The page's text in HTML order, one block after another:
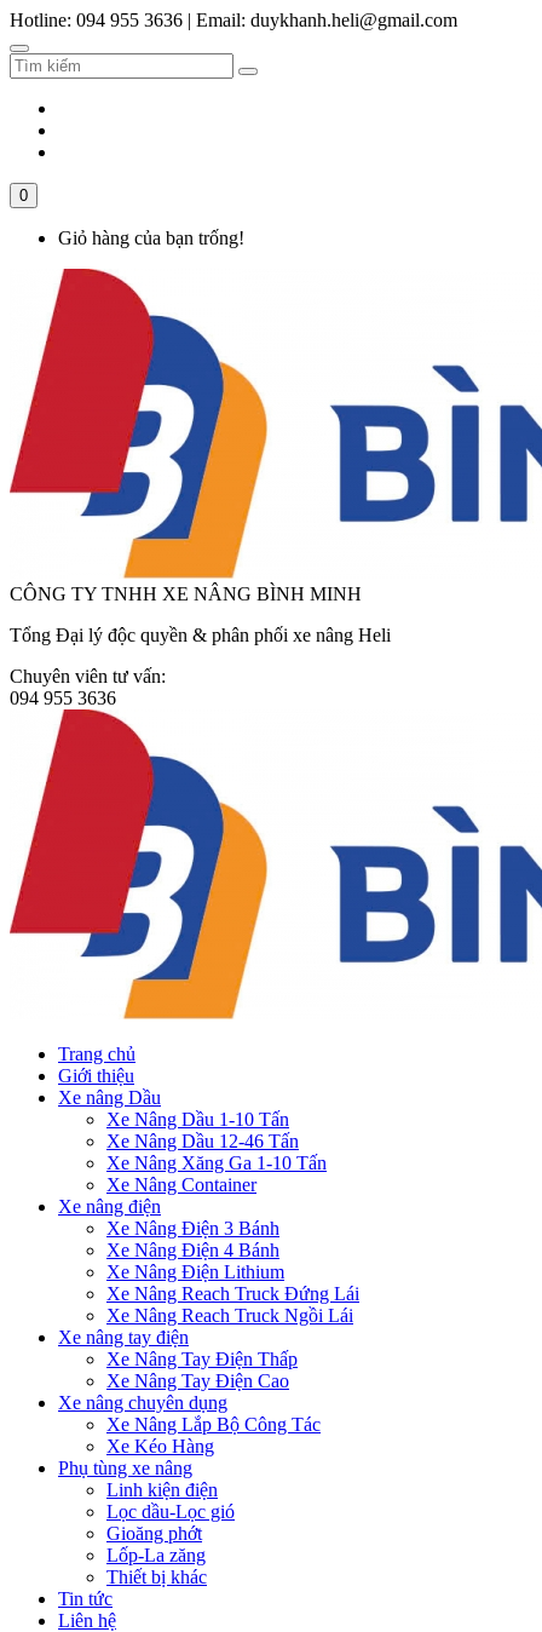
Hotline: 094 955 3636 | Email: duykhanh.heli@gmail.com
0
Giỏ hàng của bạn trống!
CÔNG TY TNHH XE NÂNG BÌNH MINH
Tổng Đại lý độc quyền & phân phối xe nâng Heli
Chuyên viên tư vấn:
094 955 3636
Trang chủ
Giới thiệu
Xe nâng Dầu
Xe Nâng Dầu 1-10 Tấn
Xe Nâng Dầu 12-46 Tấn
Xe Nâng Xăng Ga 1-10 Tấn
Xe Nâng Container
Xe nâng điện
Xe Nâng Điện 3 Bánh
Xe Nâng Điện 4 Bánh
Xe Nâng Điện Lithium
Xe Nâng Reach Truck Đứng Lái
Xe Nâng Reach Truck Ngồi Lái
Xe nâng tay điện
Xe Nâng Tay Điện Thấp
Xe Nâng Tay Điện Cao
Xe nâng chuyên dụng
Xe Nâng Lắp Bộ Công Tác
Xe Kéo Hàng
Phụ tùng xe nâng
Linh kiện điện
Lọc dầu-Lọc gió
Gioăng phớt
Lốp-La zăng
Thiết bị khác
Tin tức
Liên hệ